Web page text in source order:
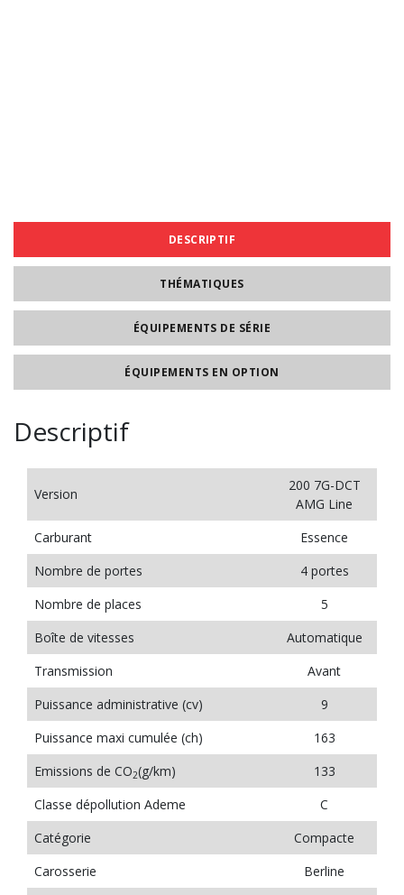
DESCRIPTIF
THÉMATIQUES
ÉQUIPEMENTS DE SÉRIE
ÉQUIPEMENTS EN OPTION
Descriptif
Version
200 7G-DCT
AMG Line
Carburant
Essence
Nombre de portes
4 portes
Nombre de places
5
Boîte de vitesses
Automatique
Transmission
Avant
Puissance administrative (cv)
9
Puissance maxi cumulée (ch)
163
Emissions de CO2(g/km)
133
Classe dépollution Ademe
C
Catégorie
Compacte
Carosserie
Berline